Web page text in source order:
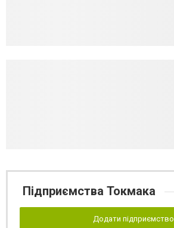
Підприємства Токмака
Додати підприємство